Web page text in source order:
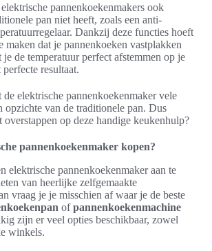
pannenkoekenmakers ook
pan niet heeft, zoals een anti-
Dankzij deze functies hoeft
maken dat je pannenkoeken vastplakken
je de temperatuur perfect afstemmen op je
resultaat.
elektrische pannenkoekenmaker vele
opzichte van de traditionele pan. Dus
op deze handige keukenhulp?
pannenkoekenmaker kopen?
elektrische pannenkoekenmaker aan te
van heerlijke zelfgemaakte
vraag je je misschien af waar je de beste
ofpannenkoekenmachine
zijn er veel opties beschikbaar, zowel
winkels.